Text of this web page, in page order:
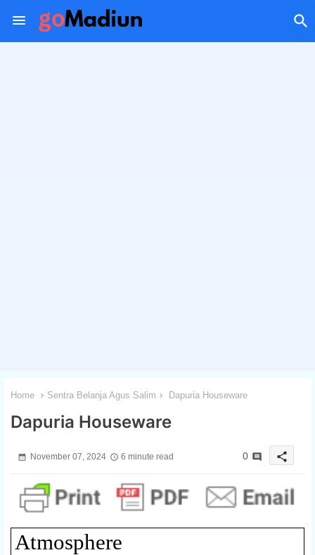
Home Sentra Belanja Agus Salim Dapuria Houseware
Dapuria Houseware
November 07, 2024 6 minute read 0 share
Atmosphere